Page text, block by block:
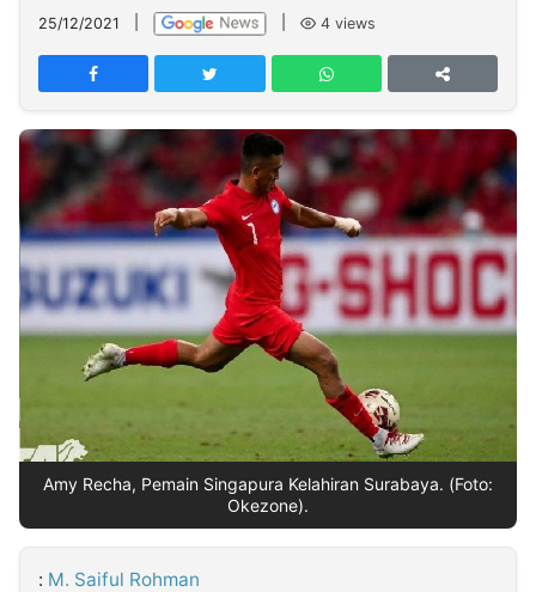
Network
PT
TREETAN
INDONESIA
Partner
Insight
NTB
Suara
Time
Lens
IDN
Daily
Jogja
Jalan
Rakyat
Idealita
News
Kita
Notice
Radar
Baru
Seedbacklink
25/12/2021 4 views
Amy Recha, Pemain Singapura Kelahiran Surabaya. (Foto:
Okezone).
: M. Saiful Rohman